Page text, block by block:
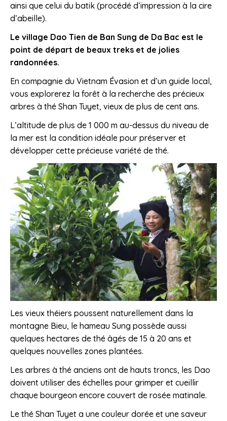
ainsi que celui du batik (procédé d’impression à la cire
d’abeille).
Le village Dao Tien de Ban Sung de Da Bac est le
point de départ de beaux treks et de jolies
randonnées.
En compagnie du Vietnam Évasion et d’un guide local,
vous explorerez la forêt à la recherche des précieux
arbres à thé Shan Tuyet, vieux de plus de cent ans.
L’altitude de plus de 1 000 m au-dessus du niveau de
la mer est la condition idéale pour préserver et
développer cette précieuse variété de thé.
Les vieux théiers poussent naturellement dans la
montagne Bieu, le hameau Sung possède aussi
quelques hectares de thé âgés de 15 à 20 ans et
quelques nouvelles zones plantées.
Les arbres à thé anciens ont de hauts troncs, les Dao
doivent utiliser des échelles pour grimper et cueillir
chaque bourgeon encore couvert de rosée matinale.
Le thé Shan Tuyet a une couleur dorée et une saveur